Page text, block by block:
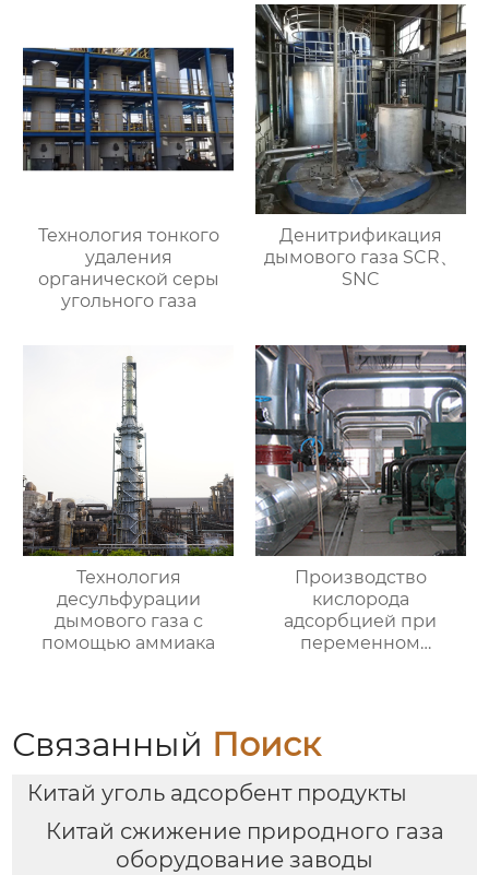
Технология тонкого
удаления
органической серы
угольного газа
Денитрификация
дымового газа SCR、
SNC
Технология
десульфурации
дымового газа с
помощью аммиака
Производство
кислорода
адсорбцией при
переменном
Связанный Поиск
Китай уголь адсорбент продукты
Китай сжижение природного газа
оборудование заводы